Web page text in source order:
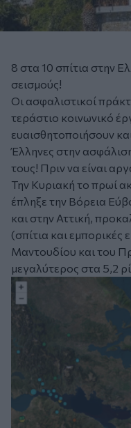
8 στα 10 σπίτια στην
σεισμούς!
Οι ασφαλιστικοί
τεράστιο κοινωνικό
ευαισθητοποιήσουν
Έλληνες στην
τους! Πριν να είναι
Την Κυριακή το πρωί
έπληξε την Βόρεια
και στην Αττική,
(σπίτια και εμπορικές
Μαντουδίου και του
μεγαλύτερος στα 5,2